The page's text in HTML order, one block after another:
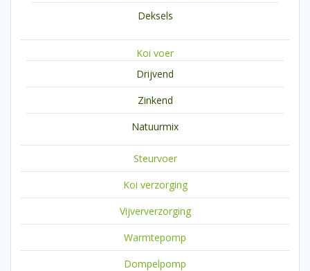
Deksels
Koi voer
Drijvend
Zinkend
Natuurmix
Steurvoer
Koi verzorging
Vijververzorging
Warmtepomp
Dompelpomp